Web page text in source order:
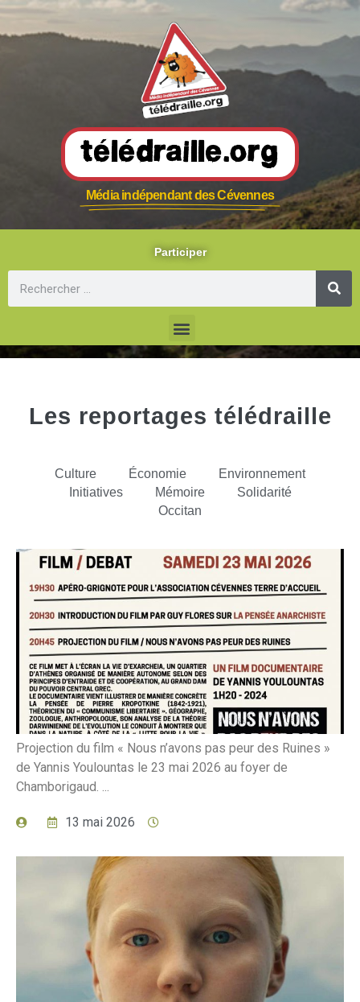
Télédraille.org
Média indépendant des Cévennes
Participer
Les reportages télédraille
Culture Économie
Environnement
Initiatives
Mémoire
Solidarité
Occitan
Projection du film « Nous n’avons pas peur des Ruines »
de Yannis Youlountas le 23 mai 2026 au foyer de
Chamborigaud. ...
13 mai 2026